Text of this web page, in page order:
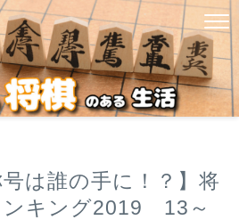
号は誰の手に！？】将
ンキング2019 13～